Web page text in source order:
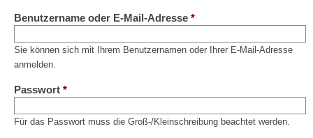
Reiter
Benutzername oder E-Mail-Adresse *
Sie können sich mit Ihrem Benutzernamen oder Ihrer E-Mail-Adresse
anmelden.
Passwort *
Für das Passwort muss die Groß-/Kleinschreibung beachtet werden.